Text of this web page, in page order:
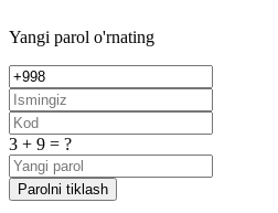
Yangi parol o'rnating
3 + 9 = ?
Parolni tiklash